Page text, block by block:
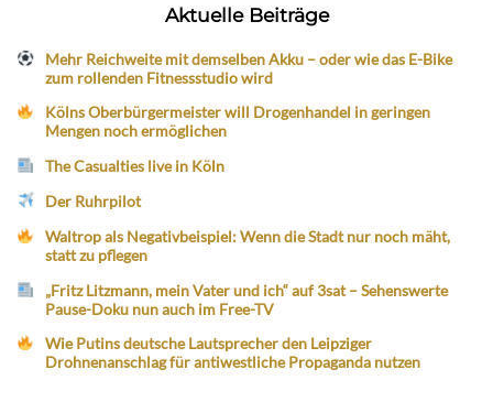
Aktuelle Beiträge
Mehr Reichweite mit demselben Akku – oder wie das E-Bike
zum rollenden Fitnessstudio wird
Kölns Oberbürgermeister will Drogenhandel in geringen
Mengen noch ermöglichen
The Casualties live in Köln
Der Ruhrpilot
Waltrop als Negativbeispiel: Wenn die Stadt nur noch mäht,
statt zu pflegen
„Fritz Litzmann, mein Vater und ich“ auf 3sat – Sehenswerte
Pause-Doku nun auch im Free-TV
Wie Putins deutsche Lautsprecher den Leipziger
Drohnenanschlag für antiwestliche Propaganda nutzen